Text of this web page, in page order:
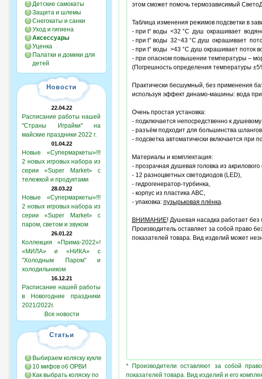
Детские самокаты
Защита и шлемы
Снегокаты и санки
Уход и гигиена
Аксессуары
Уценка
Палатки и домики для
детей
Новости
22.04.22
Расписание работы нашей
"Страны Играйки" на
майские праздники 2022 г.
01.04.22
Новые «Супермаркеты»!!!
2 новых игровых набора из
серии «Super Market» с
тележкой и продуктами
28.03.22
Новые «Супермаркеты»!!!
2 новых игровых набора из
серии «Super Market» с
паром, светом и звуком
26.01.22
Коллекция «Прима-2022»!
«МИЛА» и «НИКА» с
"Холодным Паром" и
холодильником
16.12.21
Расписание нашей работы
в Новогодние праздники
2021/2022г.
Все новости
Статьи
Выбираем коляску кукле
10 мифов об ОРВИ
Как выбрать коляску по
этом сможет помочь термозависимый
Таблица изменения режимов подсветки в
- при t° воды <32 °С душ окрашивает
- при t° воды 32~43 °С душ окрашивает
- при t° воды >43 °С душ окрашивает поток
- при опасном повышении температуры –
(Погрешность определения температуры
Практически бесшумный, без применения
используя эффект динамо-машины: вода
Очень простая установка:
- подключается непосредственно к
- разъём подходит для большинства
- подсветка автоматически включается при
Материалы и комплектация:
- прозрачная душевая головка из акрилового
- 12 разноцветных светодиодов (LED),
- гидрогенератор-турбинка,
- корпус из пластика АВС,
- упаковка: пузырьковая плёнка.
ВНИМАНИЕ! Душевая насадка работает без
Производитель оставляет за собой право
показателей товара. Вид изделий может
* Производители оставляют за собой
показателей товара. Вид изделий и его